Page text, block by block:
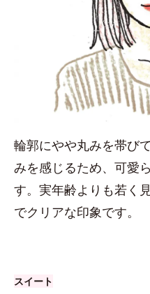
輪郭にやや丸みを帯び
みを感じるため、可愛
す。実年齢よりも若く
でクリアな印象です。
スイート